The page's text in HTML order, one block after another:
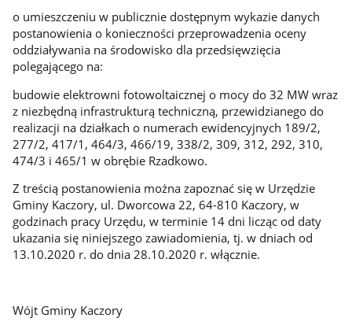
o umieszczeniu w publicznie dostępnym wykazie danych
postanowienia o konieczności przeprowadzenia oceny
oddziaływania na środowisko dla przedsięwzięcia
polegającego na:
budowie elektrowni fotowoltaicznej o mocy do 32 MW wraz
z niezbędną infrastrukturą techniczną, przewidzianego do
realizacji na działkach o numerach ewidencyjnych 189/2,
277/2, 417/1, 464/3, 466/19, 338/2, 309, 312, 292, 310,
474/3 i 465/1 w obrębie Rzadkowo.
Z treścią postanowienia można zapoznać się w Urzędzie
Gminy Kaczory, ul. Dworcowa 22, 64-810 Kaczory, w
godzinach pracy Urzędu, w terminie 14 dni licząc od daty
ukazania się niniejszego zawiadomienia, tj. w dniach od
13.10.2020 r. do dnia 28.10.2020 r. włącznie.
Wójt Gminy Kaczory